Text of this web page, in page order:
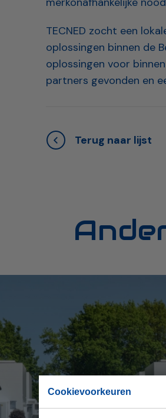
Cookievoorkeuren
TECNED zocht een
oplossingen binnen de
oplossingen voor
partners gevonden en
Terug naar lijst